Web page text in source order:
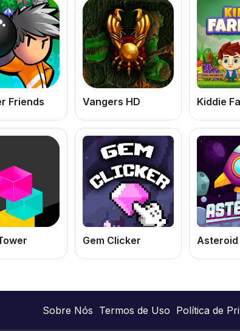
Friends Vangers HD Kiddie
Gem Clicker Asteroid
Sobre Nós Termos de Uso Política de